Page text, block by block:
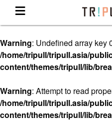
ホーム
Theme
テーマから探す
Warning: Undefined array key
/home/tripull/tripull.asia/
content/themes/tripull/lib/
Warning: Attempt to read
/home/tripull/tripull.asia/
content/themes/tripull/lib/